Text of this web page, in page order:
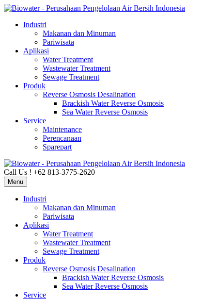
Industri
Makanan dan Minuman
Pariwisata
Aplikasi
Water Treatment
Wastewater Treatment
Sewage Treatment
Produk
Reverse Osmosis Desalination
Brackish Water Reverse Osmosis
Sea Water Reverse Osmosis
Service
Maintenance
Perencanaan
Sparepart
Call Us ! +62 813-3775-2620
Menu
Industri
Makanan dan Minuman
Pariwisata
Aplikasi
Water Treatment
Wastewater Treatment
Sewage Treatment
Produk
Reverse Osmosis Desalination
Brackish Water Reverse Osmosis
Sea Water Reverse Osmosis
Service